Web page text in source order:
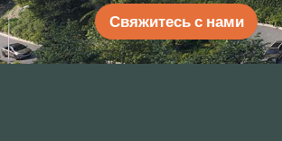
Свяжитесь с нами